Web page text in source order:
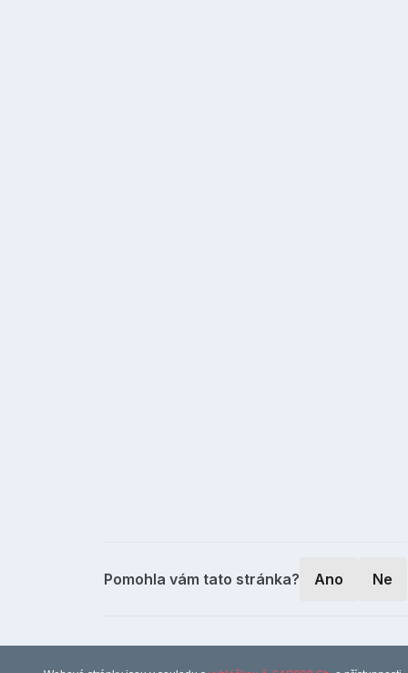
Pomohla vám tato stránka? Ano Ne